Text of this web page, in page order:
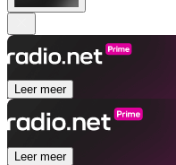
Leer meer
Leer meer